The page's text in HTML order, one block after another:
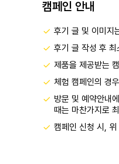
캠페인 안내
후기 글 및 이미지
후기 글 작성 후
제품을 제공받는
체험 캠페인의 경
방문 및 예약안내
때는 마찬가지로
캠페인 신청 시,